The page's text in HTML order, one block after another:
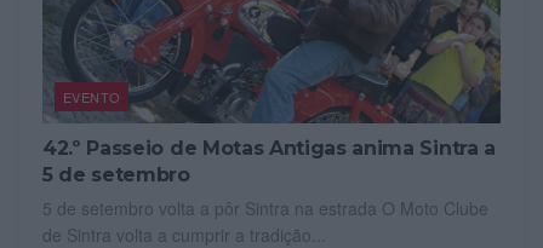
EVENTO
42.º Passeio de Motas Antigas anima Sintra a
5 de setembro
5 de setembro volta a pôr Sintra na estrada O Moto Clube
de Sintra volta a cumprir a tradição...